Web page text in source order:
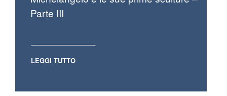
Parte III
LEGGI TUTTO